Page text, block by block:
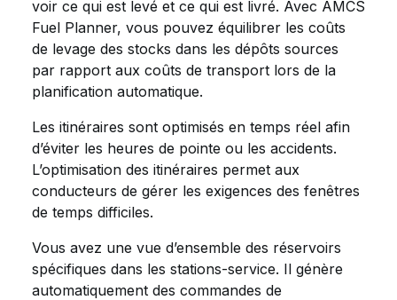
voir ce qui est levé et ce qui est livré. Avec AMCS
Fuel Planner, vous pouvez équilibrer les coûts
de levage des stocks dans les dépôts sources
par rapport aux coûts de transport lors de la
planification automatique.
Les itinéraires sont optimisés en temps réel afin
d’éviter les heures de pointe ou les accidents.
L’optimisation des itinéraires permet aux
conducteurs de gérer les exigences des fenêtres
de temps difficiles.
Vous avez une vue d’ensemble des réservoirs
spécifiques dans les stations-service. Il génère
automatiquement des commandes de